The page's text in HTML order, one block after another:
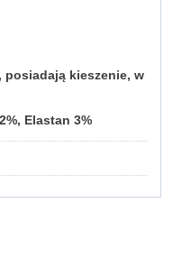
posiadają kieszenie, w
Elastan 3%